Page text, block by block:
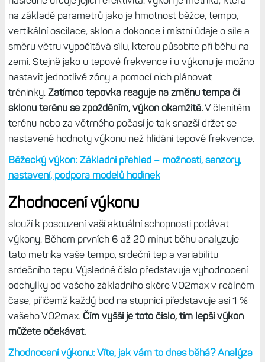
technikou.U novějších hodinek už lze dynamiku běhu
měřit ze zápěstí, není potřeba ani hrudní pás, ani senzor
Running Dynamics Pod.
Dynamika běhu: Jaká data zaznamenávají hodinky a co z
nich zjistíte? Nově i bez hrudního pásu
Běžecký výkon
je pro běžce základní metrika, zpravidla důležitější než
tepová frekvence – lépe se podle něj plánují tréninky a
následně určuje jejich efektivita. Výkon je metrika, která
na základě parametrů jako je hmotnost běžce, tempo,
vertikální oscilace, sklon a dokonce i místní údaje o síle a
směru větru vypočítává sílu, kterou působíte při běhu na